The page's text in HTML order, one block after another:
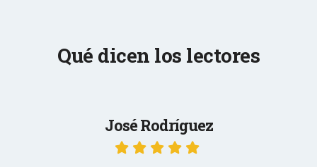
Qué dicen los lectores
José Rodríguez